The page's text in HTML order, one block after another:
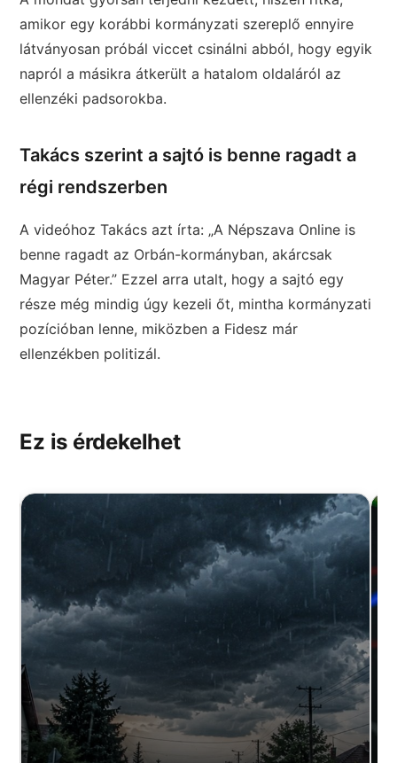
amikor egy korábbi kormányzati szereplő ennyire
látványosan próbál viccet csinálni abból, hogy egyik
napról a másikra átkerült a hatalom oldaláról az
ellenzéki padsorokba.
Takács szerint a sajtó is benne ragadt a
régi rendszerben
A videóhoz Takács azt írta: „A Népszava Online is
benne ragadt az Orbán-kormányban, akárcsak
Magyar Péter.” Ezzel arra utalt, hogy a sajtó egy
része még mindig úgy kezeli őt, mintha kormányzati
pozícióban lenne, miközben a Fidesz már
ellenzékben politizál.
Ez is érdekelhet